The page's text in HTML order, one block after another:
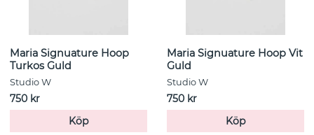
eller lekfullhet.
Maria Signuature Hoop
Turkos Guld
Studio W
750 kr
Köp
Maria Signuature Hoop Vit
Guld
Studio W
750 kr
Köp